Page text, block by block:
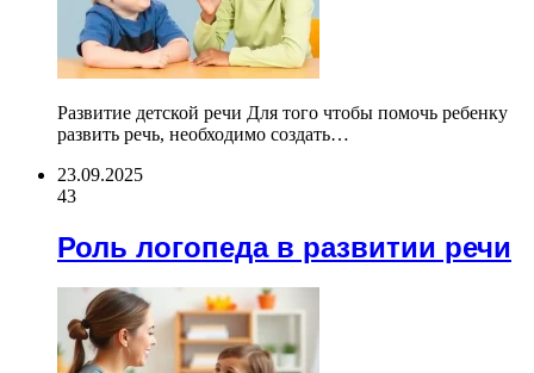
Развитие детской речи Для того чтобы помочь ребенку
развить речь, необходимо создать…
23.09.2025
43
Роль логопеда в развитии речи